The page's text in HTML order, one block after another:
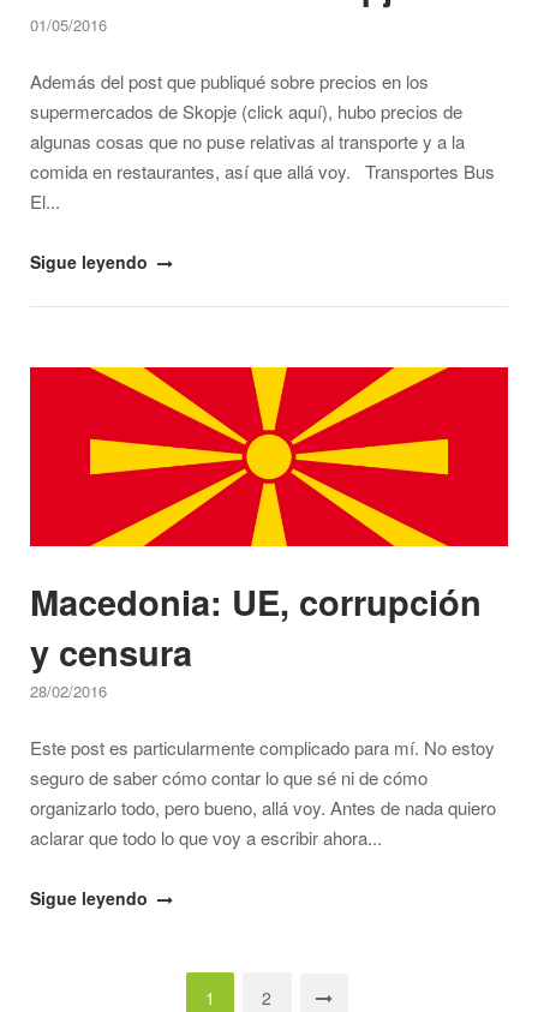
01/05/2016
Además del post que publiqué sobre precios en los
supermercados de Skopje (click aquí), hubo precios de
algunas cosas que no puse relativas al transporte y a la
comida en restaurantes, así que allá voy. Transportes Bus
El...
"Precios
restaurantes
Sigue leyendo
Open post
Macedonia: UE, corrupción
y censura
28/02/2016
Este post es particularmente complicado para mí. No estoy
seguro de saber cómo contar lo que sé ni de cómo
organizarlo todo, pero bueno, allá voy. Antes de nada quiero
aclarar que todo lo que voy a escribir ahora...
"Macedonia:
Sigue leyendo
1 2